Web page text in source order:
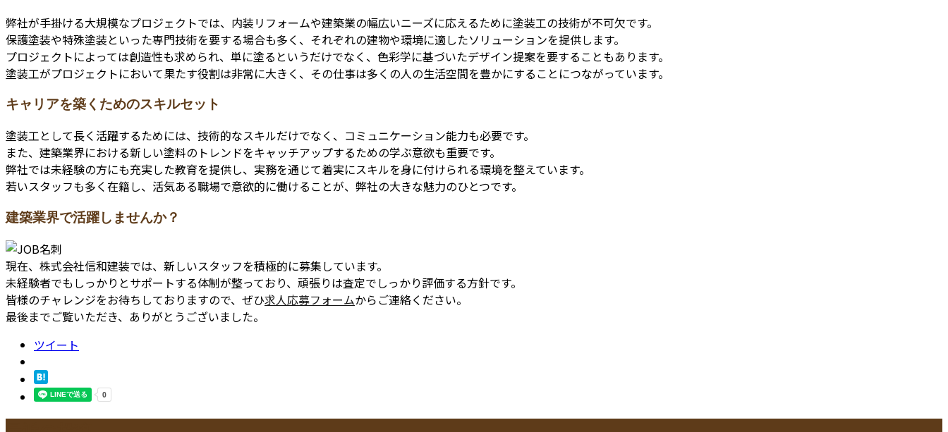
弊社が手掛ける大規模なプロジェクトでは、内装リフォームや建築業の幅広いニーズに応えるために塗装工の技術が不可欠です。
保護塗装や特殊塗装といった専門技術を要する場合も多く、それぞれの建物や環境に適したソリューションを提供します。
プロジェクトによっては創造性も求められ、単に塗るというだけでなく、色彩学に基づいたデザイン提案を要することもあります。
塗装工がプロジェクトにおいて果たす役割は非常に大きく、その仕事は多くの人の生活空間を豊かにすることにつながっています。
キャリアを築くためのスキルセット
塗装工として長く活躍するためには、技術的なスキルだけでなく、コミュニケーション能力も必要です。
また、建築業界における新しい塗料のトレンドをキャッチアップするための学ぶ意欲も重要です。
弊社では未経験の方にも充実した教育を提供し、実務を通じて着実にスキルを身に付けられる環境を整えています。
若いスタッフも多く在籍し、活気ある職場で意欲的に働けることが、弊社の大きな魅力のひとつです。
建築業界で活躍しませんか？
現在、株式会社信和建装では、新しいスタッフを積極的に募集しています。
未経験者でもしっかりとサポートする体制が整っており、頑張りは査定でしっかり評価する方針です。
皆様のチャレンジをお待ちしておりますので、ぜひ求人応募フォームからご連絡ください。
最後までご覧いただき、ありがとうございました。
ツイート